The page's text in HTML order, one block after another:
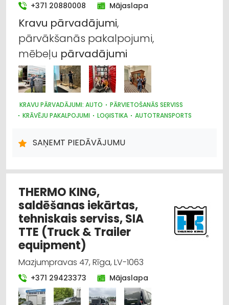
+371 20880008 Mājaslapa
Kravu pārvadājumi,
pārvākšanās pakalpojumi,
mēbeļu pārvadājumi
KRAVU PĀRVADĀJUMI: AUTO
PĀRVIETOŠANĀS SERVISS
KRĀVĒJU PAKALPOJUMI
LOĢISTIKA
AUTOTRANSPORTS
SAŅEMT PIEDĀVĀJUMU
THERMO KING,
saldēšanas iekārtas,
tehniskais serviss, SIA
TTE (Truck & Trailer
equipment)
Mazjumpravas 47, Rīga, LV-1063
+371 29423373 Mājaslapa